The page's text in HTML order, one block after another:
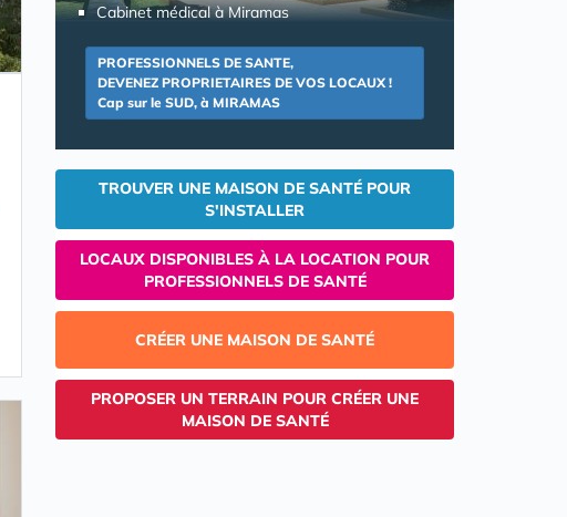
Cabinet médical à Miramas
PROFESSIONNELS DE SANTE,
DEVENEZ PROPRIETAIRES DE VOS LOCAUX !
Cap sur le SUD, à MIRAMAS
TROUVER UNE MAISON DE SANTÉ POUR
S'INSTALLER
LOCAUX DISPONIBLES À LA LOCATION POUR
PROFESSIONNELS DE SANTÉ
CRÉER UNE MAISON DE SANTÉ
PROPOSER UN TERRAIN POUR CRÉER UNE
MAISON DE SANTÉ